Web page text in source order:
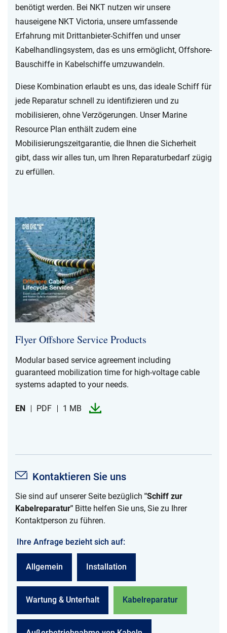
benötigt werden. Bei NKT nutzen wir unsere
hauseigene NKT Victoria, unsere umfassende
Erfahrung mit Drittanbieter-Schiffen und unser
Kabelhandlingsystem, das es uns ermöglicht, Offshore-
Bauschiffe in Kabelschiffe umzuwandeln.
Diese Kombination erlaubt es uns, das ideale Schiff für
jede Reparatur schnell zu identifizieren und zu
mobilisieren, ohne Verzögerungen. Unser Marine
Resource Plan enthält zudem eine
Mobilisierungszeitgarantie, die Ihnen die Sicherheit
gibt, dass wir alles tun, um Ihren Reparaturbedarf zügig
zu erfüllen.
Flyer Offshore Service Products
Modular based service agreement including
guaranteed mobilization time for high-​voltage cable
systems adapted to your needs.​
EN PDF 1 MB
Kontaktieren Sie uns
Sie sind auf unserer Seite bezüglich "Schiff zur
Kabelreparatur" Bitte helfen Sie uns, Sie zu Ihrer
Kontaktperson zu führen.
Ihre Anfrage bezieht sich auf:
Allgemein Installation
Wartung & Unterhalt Kabelreparatur